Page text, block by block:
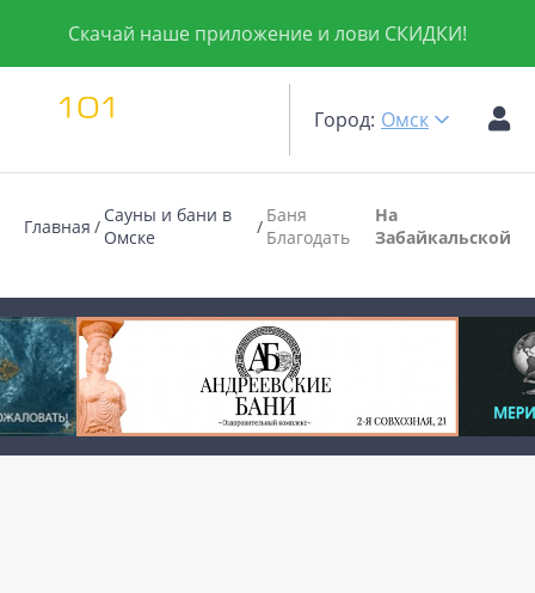
Скачай наше приложение и лови СКИДКИ!
Город: Омск
Главная
Сауны и бани в
Омске
Баня
Благодать
На
Забaйкальской